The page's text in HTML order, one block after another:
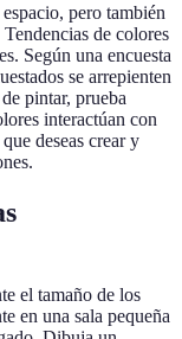
pero también
de colores
Según una encuesta
se arrepienten
pintar, prueba
interactúan con
deseas crear y
el tamaño de los
en una sala pequeña